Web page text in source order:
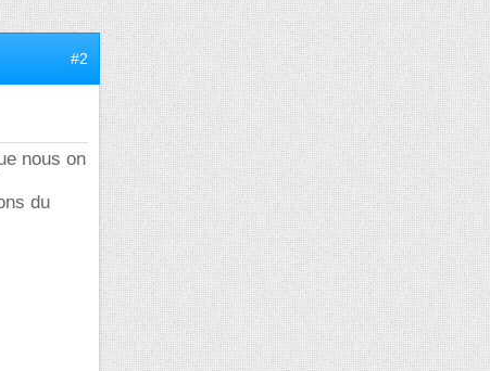
#2
nous on
du